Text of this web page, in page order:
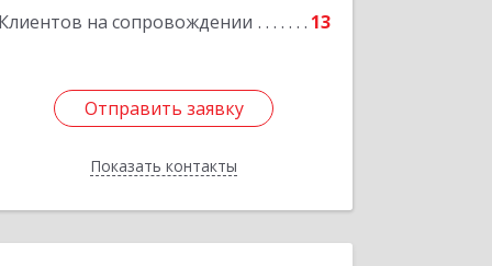
Клиентов на сопровождении 13
Отправить заявку
Показать контакты
Отправить заявку
Назад